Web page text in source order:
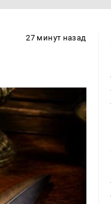
27 минут назад